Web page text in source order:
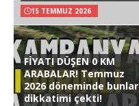
15 TEMMUZ 2026
FİYATI DÜŞEN 0 KM
ARABALAR! Temmuz
2026 döneminde bunlar
dikkatimi çekti!